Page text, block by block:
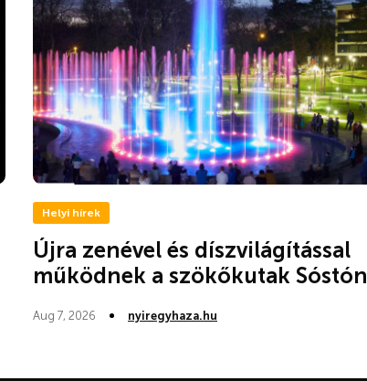
Helyi hírek
Újra zenével és díszvilágítással
működnek a szökőkutak Sóstón
Aug 7, 2026 nyiregyhaza.hu